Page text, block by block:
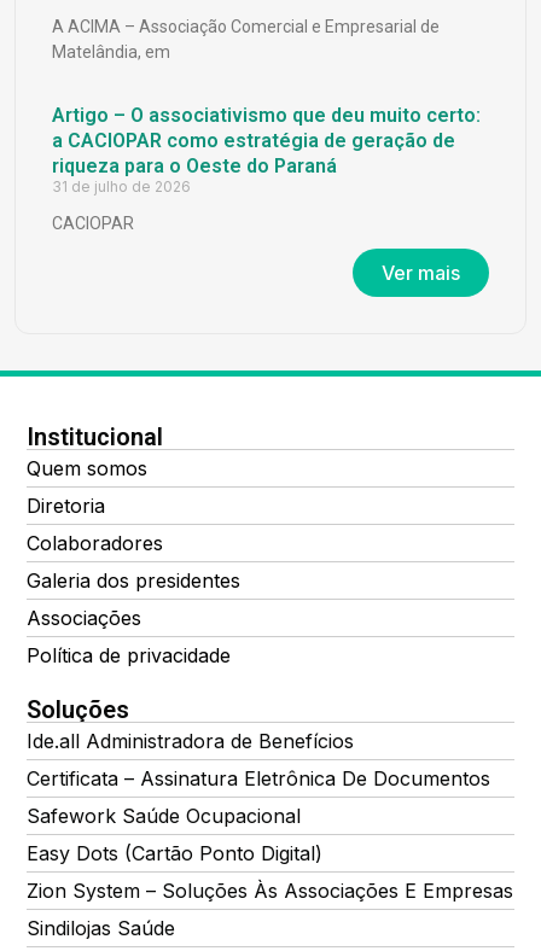
A ACIMA – Associação Comercial e Empresarial de
Matelândia, em
Artigo – O associativismo que deu muito certo:
a CACIOPAR como estratégia de geração de
riqueza para o Oeste do Paraná
31 de julho de 2026
CACIOPAR
Ver mais
Institucional
Quem somos
Diretoria
Colaboradores
Galeria dos presidentes
Associações
Política de privacidade
Soluções
Ide.all Administradora de Benefícios
Certificata – Assinatura Eletrônica De Documentos
Safework Saúde Ocupacional
Easy Dots (Cartão Ponto Digital)
Zion System – Soluções Às Associações E Empresas
Sindilojas Saúde